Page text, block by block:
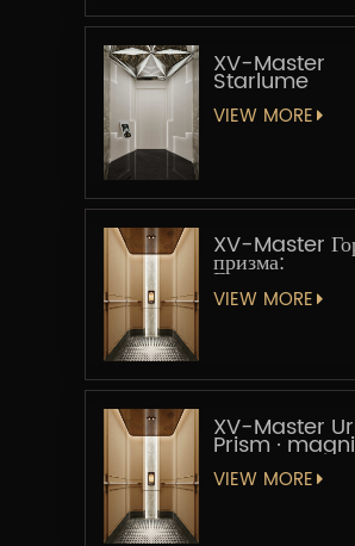
XV-Master
Starlume
VIEW MORE
XV-Master
призма:
Геометрическая
увертюра
VIEW MORE
XV-Master
Prism ·
VIEW MORE